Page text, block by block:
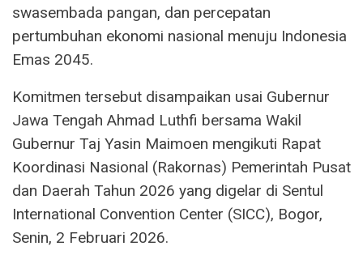
swasembada pangan, dan percepatan
pertumbuhan ekonomi nasional menuju Indonesia
Emas 2045.
Komitmen tersebut disampaikan usai Gubernur
Jawa Tengah Ahmad Luthfi bersama Wakil
Gubernur Taj Yasin Maimoen mengikuti Rapat
Koordinasi Nasional (Rakornas) Pemerintah Pusat
dan Daerah Tahun 2026 yang digelar di Sentul
International Convention Center (SICC), Bogor,
Senin, 2 Februari 2026.